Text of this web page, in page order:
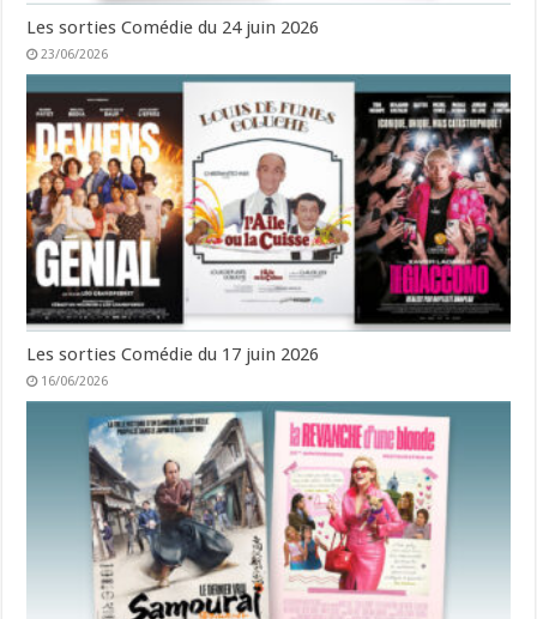
Les sorties Comédie du 24 juin 2026
23/06/2026
Les sorties Comédie du 17 juin 2026
16/06/2026